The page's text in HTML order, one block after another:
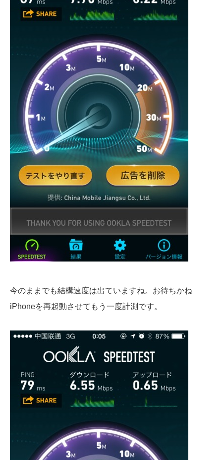
今のままでも結構速度は出ていますね。お待ちかね
iPhoneを再起動させてもう一度計測です。